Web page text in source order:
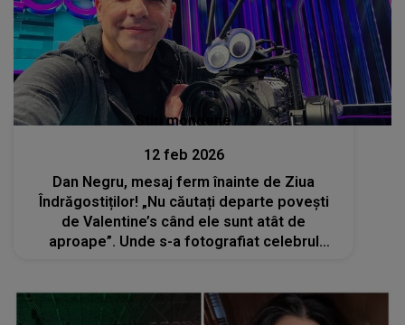
Stiri mondene
12 feb 2026
Dan Negru, mesaj ferm înainte de Ziua
Îndrăgostiților! „Nu căutați departe povești
de Valentine’s când ele sunt atât de
aproape”. Unde s-a fotografiat celebrul